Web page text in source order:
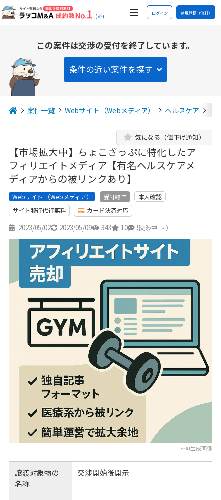
(※) ログイン 新規登録（無料）
この案件は交渉の受付を終了しています。
条件の近い案件を探す
案件一覧 Webサイト（Webメディア） ヘルスケア
【市場拡大中】ちょこざっぷに特化したア
フィリエイトメディア【有名ヘルスケアメ
ディアからの被リンクあり】
気になる（値下げ通知）
Webサイト （Webメディア） 受付終了
本人確認
サイト移行代行無料
カード決済対応
2023/05/02 2023/05/09 343 10 9
（交渉中 : - ）
※AI生成画像
譲渡対象物の
名称
交渉開始後開示